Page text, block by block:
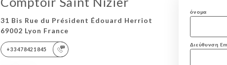
31 Bis Rue du Président Édouard Herriot
69002 Lyon France
+33478421845
όνομα
Διεύθυνση